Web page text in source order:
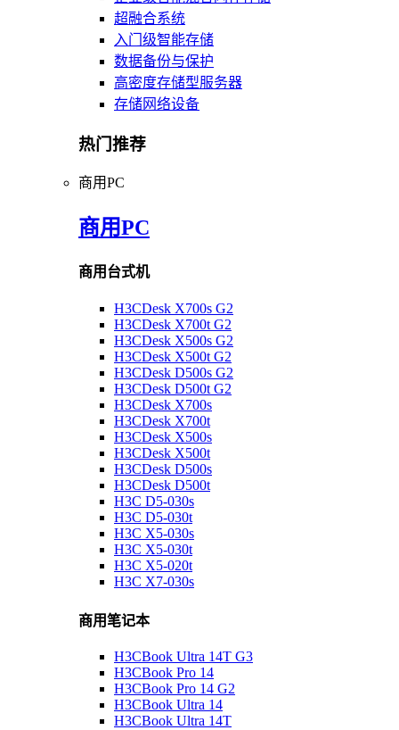
超融合系统
入门级智能存储
数据备份与保护
高密度存储型服务器
存储网络设备
热门推荐
商用PC
商用PC
商用台式机
H3CDesk X700s G2
H3CDesk X700t G2
H3CDesk X500s G2
H3CDesk X500t G2
H3CDesk D500s G2
H3CDesk D500t G2
H3CDesk X700s
H3CDesk X700t
H3CDesk X500s
H3CDesk X500t
H3CDesk D500s
H3CDesk D500t
H3C D5-030s
H3C D5-030t
H3C X5-030s
H3C X5-030t
H3C X5-020t
H3C X7-030s
商用笔记本
H3CBook Ultra 14T G3
H3CBook Pro 14
H3CBook Pro 14 G2
H3CBook Ultra 14
H3CBook Ultra 14T